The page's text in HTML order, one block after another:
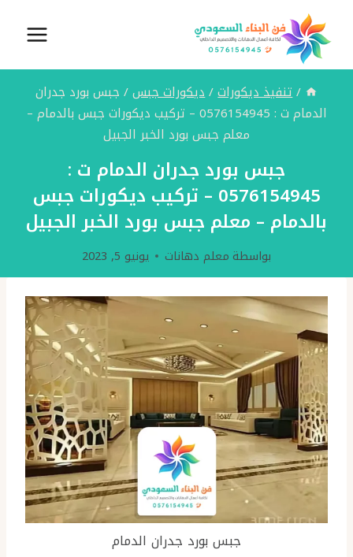
المحتوى
/تنفيذ ديكورات/ديكورات جبس/ جبس بورد جدران
الدمام ت : 0576154945 – تركيب ديكورات جبس بالدمام –
معلم جبس بورد الخبر الجبيل
جبس بورد جدران الدمام ت :
0576154945 – تركيب ديكورات جبس
بالدمام – معلم جبس بورد الخبر الجبيل
بواسطة معلم دهانات يونيو 5, 2023
جبس بورد جدران الدمام